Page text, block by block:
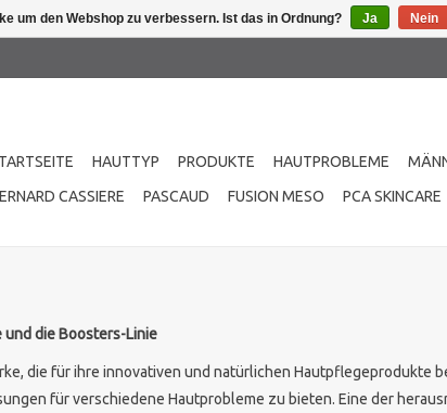
HAUTTYP PRODUKTE HAUTPROBLEME
CASSIERE
PASCAUD FUSION MESO PCA SKINCARE
und die Boosters-Linie
die für ihre innovativen und natürlichen Hautpflegeprodukte
für verschiedene Hautprobleme zu bieten. Eine der
um den Webshop zu verbessern. Ist das in Ordnung? Ja Nein